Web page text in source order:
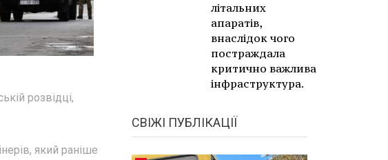
розвідці,
який раніше
літальних
апаратів,
внаслідок чого
постраждала
критично важлива
інфраструктура.
СВІЖІ ПУБЛІКАЦІЇ